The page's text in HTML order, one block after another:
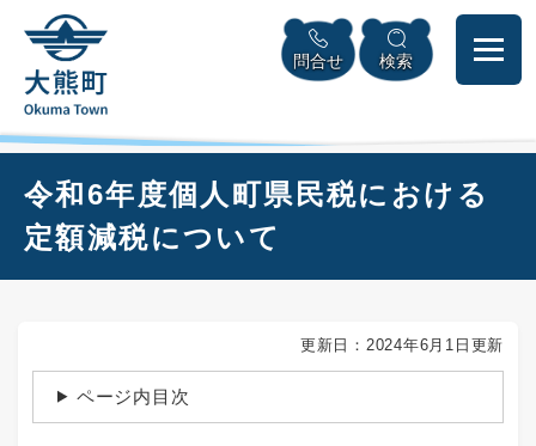
頭
メニューを飛ばして本文へ
問合せ 検索
令和6年度個人町県民税における
定額減税について
更新日：2024年6月1日更新
ページ内目次